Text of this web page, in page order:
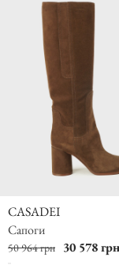
CASADEI
Сапоги
50 964 грн 30 578 грн